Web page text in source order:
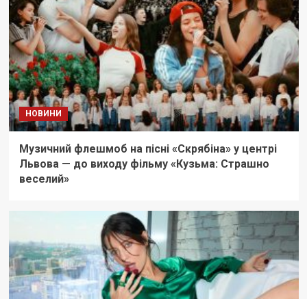
НОВИНИ
Музичний флешмоб на пісні «Скрябіна» у центрі
Львова — до виходу фільму «Кузьма: Страшно
веселий»